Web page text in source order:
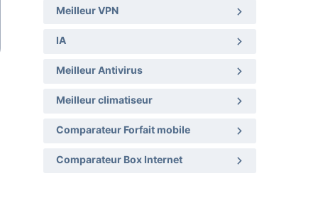
Meilleur VPN
IA
Meilleur Antivirus
Meilleur climatiseur
Comparateur Forfait mobile
Comparateur Box Internet